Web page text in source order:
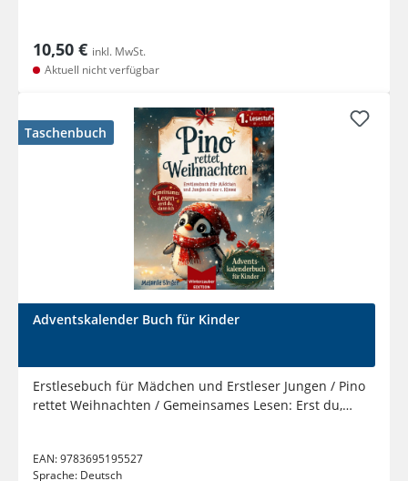
10,50 € inkl. MwSt.
Aktuell nicht verfügbar
Taschenbuch
Adventskalender Buch für Kinder
Erstlesebuch für Mädchen und Erstleser Jungen / Pino
rettet Weihnachten / Gemeinsames Lesen: Erst du,
EAN:9783695195527
Sprache: Deutsch